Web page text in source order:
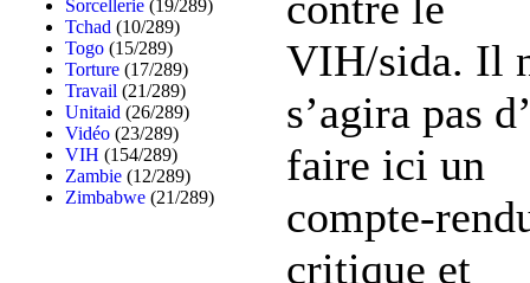
Sorcellerie (19/289)
Tchad (10/289)
Togo (15/289)
Torture (17/289)
Travail (21/289)
Unitaid (26/289)
Vidéo (23/289)
VIH (154/289)
Zambie (12/289)
Zimbabwe (21/289)
VIH/sida. Il
s’agira pas
faire ici un
compte-
critique et